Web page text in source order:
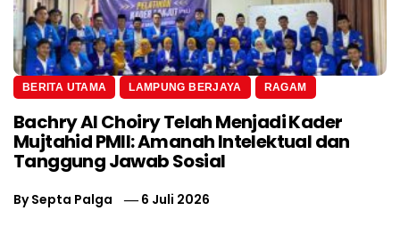
BERITA UTAMA LAMPUNG BERJAYA RAGAM
Bachry Al Choiry Telah Menjadi Kader
Mujtahid PMII: Amanah Intelektual dan
Tanggung Jawab Sosial
BySepta Palga 6 Juli 2026